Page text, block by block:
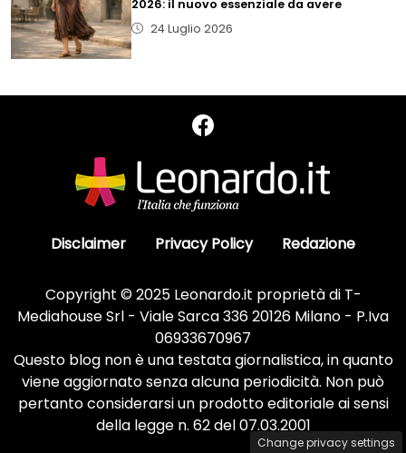
2026: il nuovo essenziale da avere
24 Luglio 2026
Disclaimer Privacy Policy Redazione
Copyright © 2025 Leonardo.it proprietà di T-
Mediahouse Srl - Viale Sarca 336 20126 Milano - P.Iva
06933670967
Questo blog non è una testata giornalistica, in quanto
viene aggiornato senza alcuna periodicità. Non può
pertanto considerarsi un prodotto editoriale ai sensi
della legge n. 62 del 07.03.2001
Change privacy settings